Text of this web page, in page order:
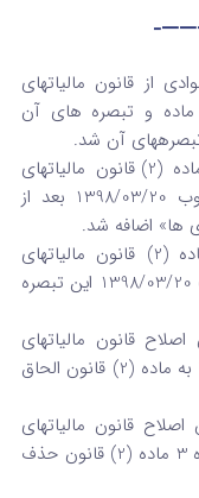
موادی از قانون مالیات­های
1380/11/27، این ماده و تبصره های آن
به موجب قانون اصلاح بند (3) ماده (2) قانون مالیاتهای
مستقیم با اصلاحات بعدی آن مصوب 1398/03/20 بعد از
ها» اضافه شد.
به موجب قانون اصلاح بند (3) ماده (2) قانون مالیاتهای
مستقیم با اصلاحات بعدی آن مصوب 1398/03/20 این تبصره
قانون اصلاح قانون مالیات­های
مستقیم، مصوب 1394/04/31، بند 4 به ماده (2) قانون الحاق
قانون اصلاح قانون مالیات­های
مستقیم، مصوب 1394/04/31، تبصره 3 ماده (2) قانون حذف